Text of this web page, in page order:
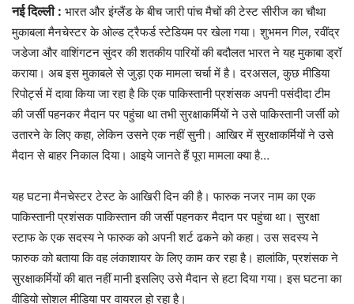
नई दिल्ली : भारत और इंग्लैंड के बीच जारी पांच मैचों की टेस्ट सीरीज का चौथा
मुकाबला मैनचेस्टर के ओल्ड ट्रैफर्ड स्टेडियम पर खेला गया। शुभमन गिल, रवींद्र
जडेजा और वाशिंगटन सुंदर की शतकीय पारियों की बदौलत भारत ने यह मुकाबा ड्रॉ
कराया। अब इस मुकाबले से जुड़ा एक मामला चर्चा में है। दरअसल, कुछ मीडिया
रिपोर्ट्स में दावा किया जा रहा है कि एक पाकिस्तानी प्रशंसक अपनी पसंदीदा टीम
की जर्सी पहनकर मैदान पर पहुंचा था तभी सुरक्षाकर्मियों ने उसे पाकिस्तानी जर्सी को
उतारने के लिए कहा, लेकिन उसने एक नहीं सुनी। आखिर में सुरक्षाकर्मियों ने उसे
मैदान से बाहर निकाल दिया। आइये जानते हैं पूरा मामला क्या है…
यह घटना मैनचेस्टर टेस्ट के आखिरी दिन की है। फारुक नजर नाम का एक
पाकिस्तानी प्रशंसक पाकिस्तान की जर्सी पहनकर मैदान पर पहुंचा था। सुरक्षा
स्टाफ के एक सदस्य ने फारुक को अपनी शर्ट ढकने को कहा। उस सदस्य ने
फारुक को बताया कि वह लंकाशायर के लिए काम कर रहा है। हालांकि, प्रशंसक ने
सुरक्षाकर्मियों की बात नहीं मानी इसलिए उसे मैदान से हटा दिया गया। इस घटना का
वीडियो सोशल मीडिया पर वायरल हो रहा है।